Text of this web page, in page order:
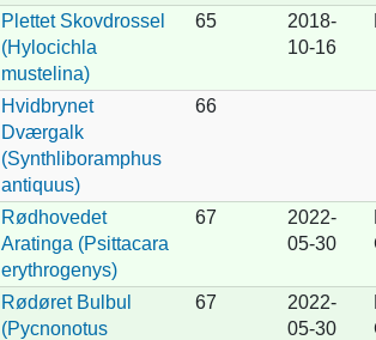
Plettet Skovdrossel
(Hylocichla
mustelina)
65
2018-
10-16
Hvidbrynet
Dværgalk
(Synthliboramphus
antiquus)
66
Rødhovedet
Aratinga (Psittacara
erythrogenys)
67
2022-
05-30
Rødøret Bulbul
(Pycnonotus
67
2022-
05-30